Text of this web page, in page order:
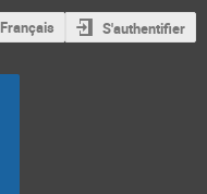
Français S'authentifier